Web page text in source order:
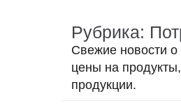
Рубрика:
Свежие новости
цены на
продукции.